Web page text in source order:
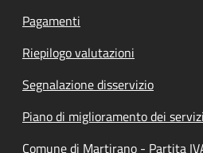
Pagamenti
Riepilogo valutazioni
Segnalazione disservizio
Piano di miglioramento dei servizi
Comune di Martirano - Partita